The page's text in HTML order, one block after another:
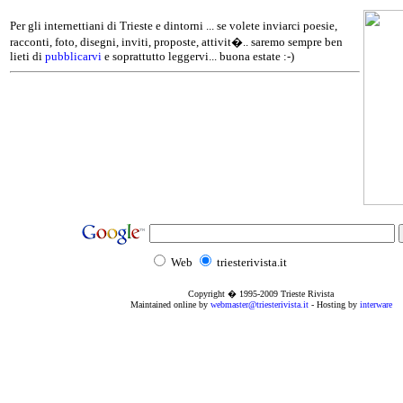
Per gli internettiani di Trieste e dintorni ... se volete inviarci poesie,
racconti, foto, disegni, inviti, proposte, attivit�.. saremo sempre ben
lieti di pubblicarvi e soprattutto leggervi... buona estate :-)
Web triesterivista.it
Copyright � 1995-2009 Trieste Rivista
Maintained online by webmaster@triesterivista.it- Hosting by interware